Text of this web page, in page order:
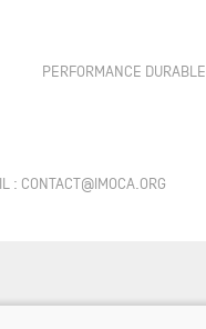
PERFORMANCE DURABLE
: CONTACT@IMOCA.ORG